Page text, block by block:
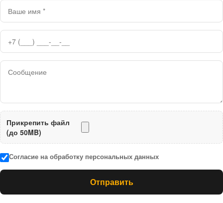
Прикрепить файл
(до 50MB)
Согласие на обработку персональных данных
Отправить